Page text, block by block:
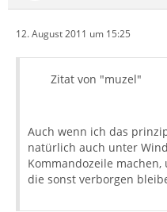
12. August 2011 um 15:25
Zitat von "muzel"
Auch wenn ich das
natürlich auch unter
Kommandozeile
die sonst verborgen